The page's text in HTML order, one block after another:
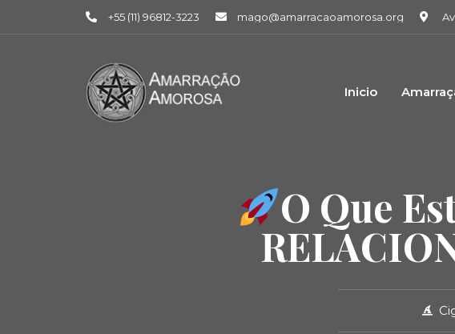
+55 (11) 96812-3223 mago@amarracaoamorosa.org
Inicio
O Que